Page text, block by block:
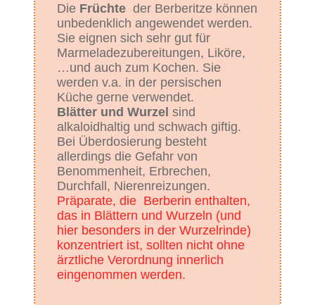
Die Früchte der Berberitze können
unbedenklich angewendet werden.
Sie eignen sich sehr gut für
Marmeladezubereitungen, Liköre,
…und auch zum Kochen. Sie
werden v.a. in der persischen
Küche gerne verwendet.
Blätter und Wurzel sind
alkaloidhaltig und schwach giftig.
Bei Überdosierung besteht
allerdings die Gefahr von
Benommenheit, Erbrechen,
Durchfall, Nierenreizungen.
Präparate, die Berberin enthalten,
das in Blättern und Wurzeln (und
hier besonders in der Wurzelrinde)
konzentriert ist, sollten nicht ohne
ärztliche Verordnung innerlich
eingenommen werden.